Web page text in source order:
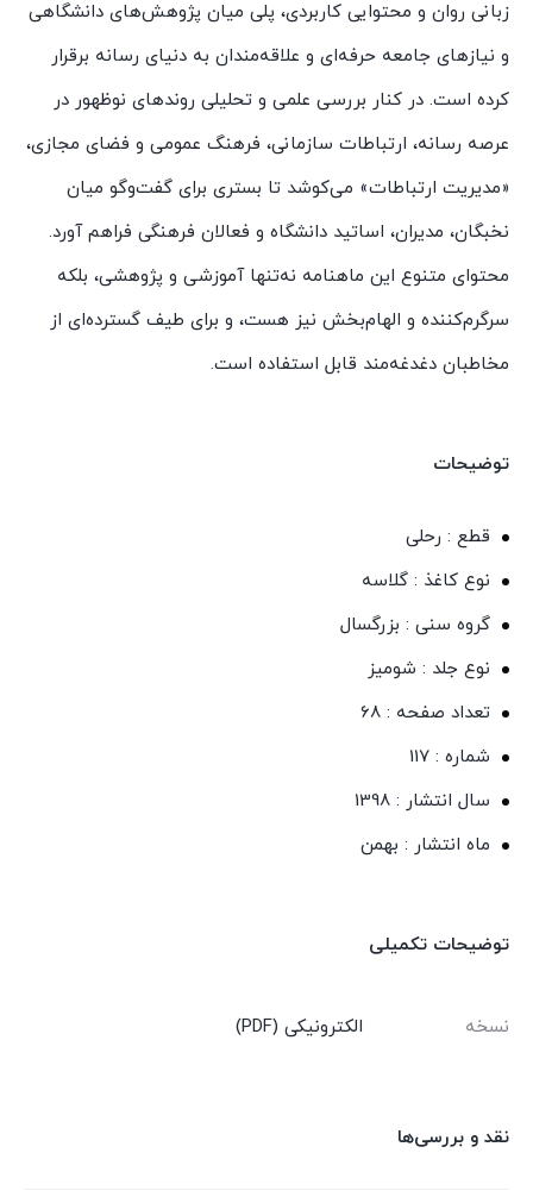
زبانی روان و محتوایی کاربردی، پلی میان پژوهش‌های دانشگاهی
و نیازهای جامعه حرفه‌ای و علاقه‌مندان به دنیای رسانه برقرار
کرده است. در کنار بررسی علمی و تحلیلی روندهای نوظهور در
عرصه رسانه، ارتباطات سازمانی، فرهنگ عمومی و فضای مجازی،
«مدیریت ارتباطات» می‌کوشد تا بستری برای گفت‌وگو میان
نخبگان، مدیران، اساتید دانشگاه و فعالان فرهنگی فراهم آورد.
محتوای متنوع این ماهنامه نه‌تنها آموزشی و پژوهشی، بلکه
سرگرم‌کننده و الهام‌بخش نیز هست، و برای طیف گسترده‌ای از
مخاطبان دغدغه‌مند قابل استفاده است.
توضیحات
قطع : رحلی
نوع کاغذ : گلاسه
گروه سنی : بزرگسال
نوع جلد : شومیز
تعداد صفحه : 68
شماره : 117
سال انتشار : 1398
ماه انتشار : بهمن
توضیحات تکمیلی
نسخه الکترونیکی (PDF)
نقد و بررسی‌ها